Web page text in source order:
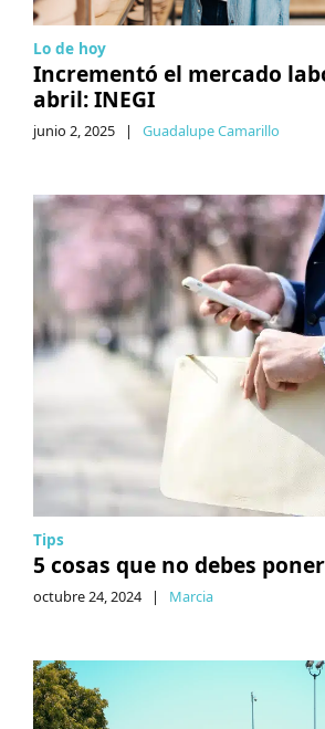
Lo de hoy
Incrementó el mercado
abril: INEGI
junio 2, 2025 | Guadalupe Camarillo
Tips
5 cosas que no debes
octubre 24, 2024 | Marcia